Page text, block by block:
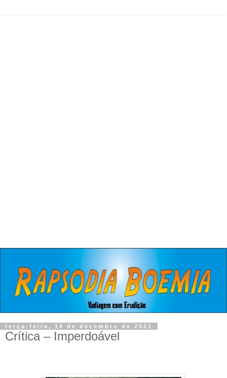
terça-feira, 14 de dezembro de 2021
Crítica – Imperdoável